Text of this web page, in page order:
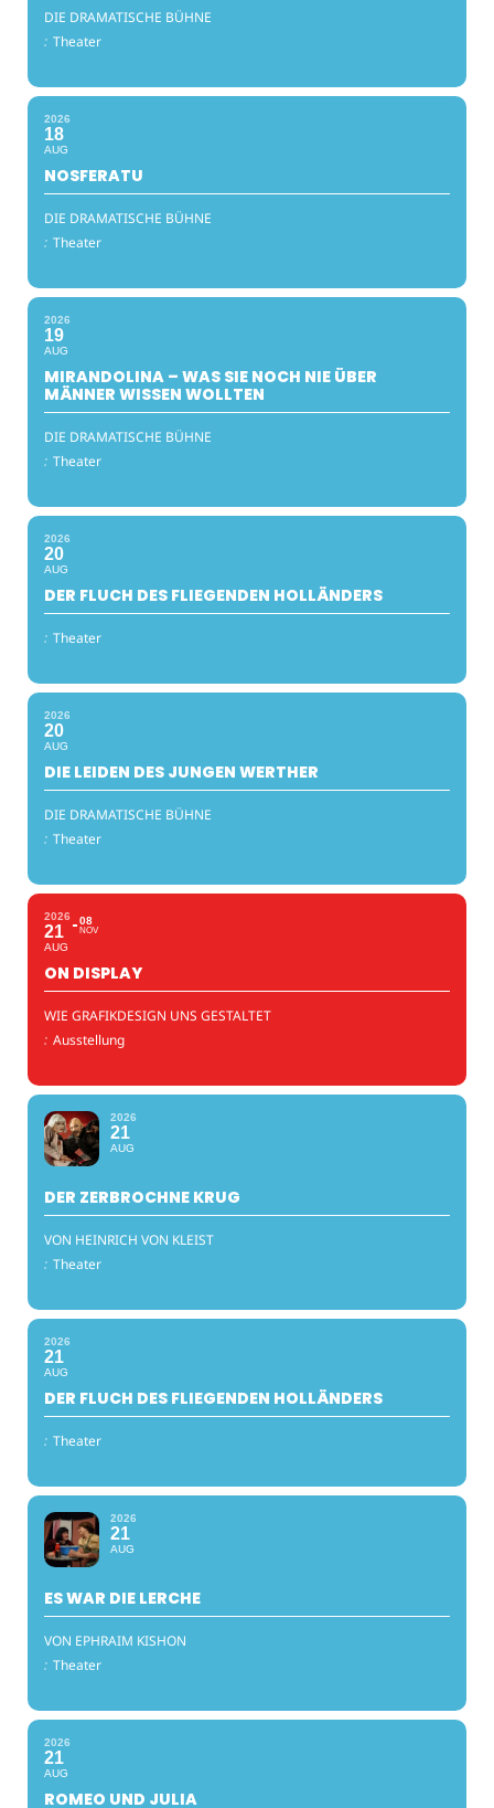
DIE DRAMATISCHE BÜHNE
: Theater
2026
18
AUG
NOSFERATU
DIE DRAMATISCHE BÜHNE
: Theater
2026
19
AUG
MIRANDOLINA – WAS SIE NOCH NIE ÜBER
MÄNNER WISSEN WOLLTEN
DIE DRAMATISCHE BÜHNE
: Theater
2026
20
AUG
DER FLUCH DES FLIEGENDEN HOLLÄNDERS
: Theater
2026
20
AUG
DIE LEIDEN DES JUNGEN WERTHER
DIE DRAMATISCHE BÜHNE
: Theater
2026
21
AUG
08
NOV
ON DISPLAY
WIE GRAFIKDESIGN UNS GESTALTET
: Ausstellung
2026
21
AUG
DER ZERBROCHNE KRUG
VON HEINRICH VON KLEIST
: Theater
2026
21
AUG
DER FLUCH DES FLIEGENDEN HOLLÄNDERS
: Theater
2026
21
AUG
ES WAR DIE LERCHE
VON EPHRAIM KISHON
: Theater
2026
21
AUG
ROMEO UND JULIA